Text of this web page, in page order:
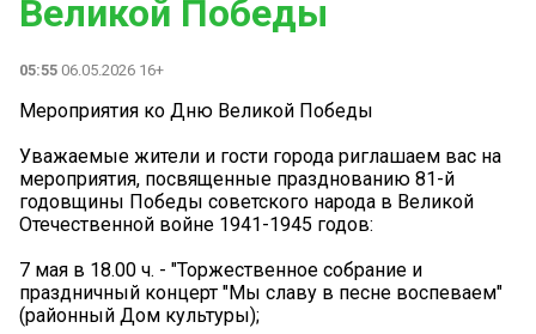
Великой Победы
05:55 06.05.2026 16+
Мероприятия ко Дню Великой Победы
Уважаемые жители и гости города риглашаем вас на
мероприятия, посвященные празднованию 81-й
годовщины Победы советского народа в Великой
Отечественной войне 1941-1945 годов:
7 мая в 18.00 ч. - "Торжественное собрание и
праздничный концерт "Мы славу в песне воспеваем"
(районный Дом культуры);